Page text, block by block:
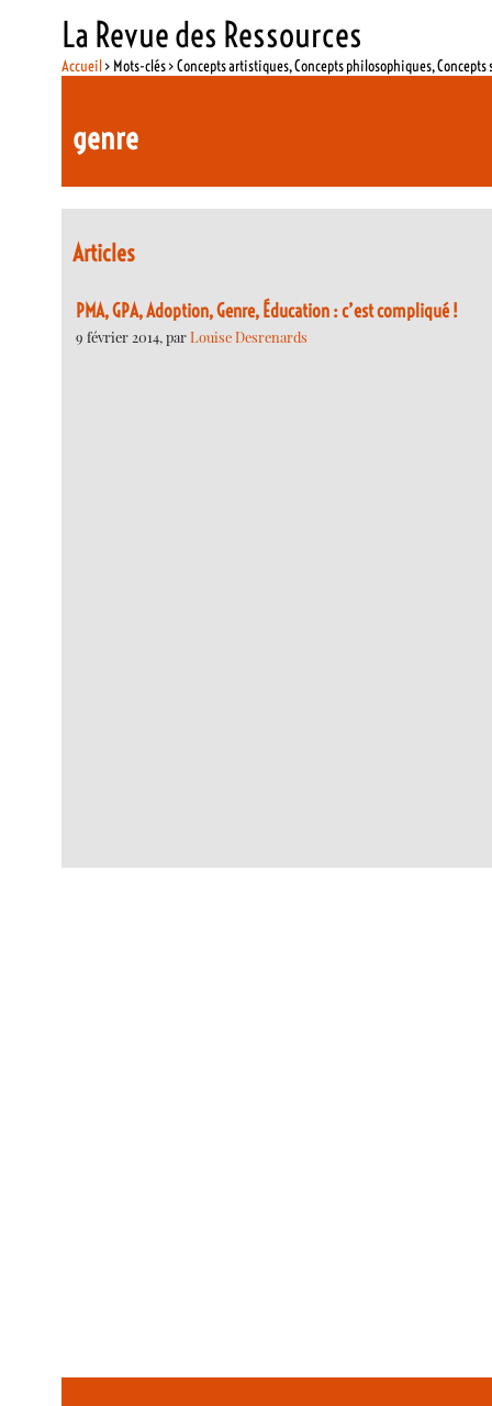
La Revue des Ressources
Accueil> Mots-clés > Concepts artistiques, Concepts philosophiques,
genre
Articles
PMA, GPA, Adoption, Genre, Éducation : c’est compliqué !
9 février 2014, parLouise Desrenards